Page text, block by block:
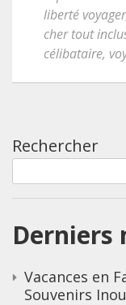
liberté voyager
cher tout
célibataire,
Rechercher
Derniers
Vacances en
Souvenirs